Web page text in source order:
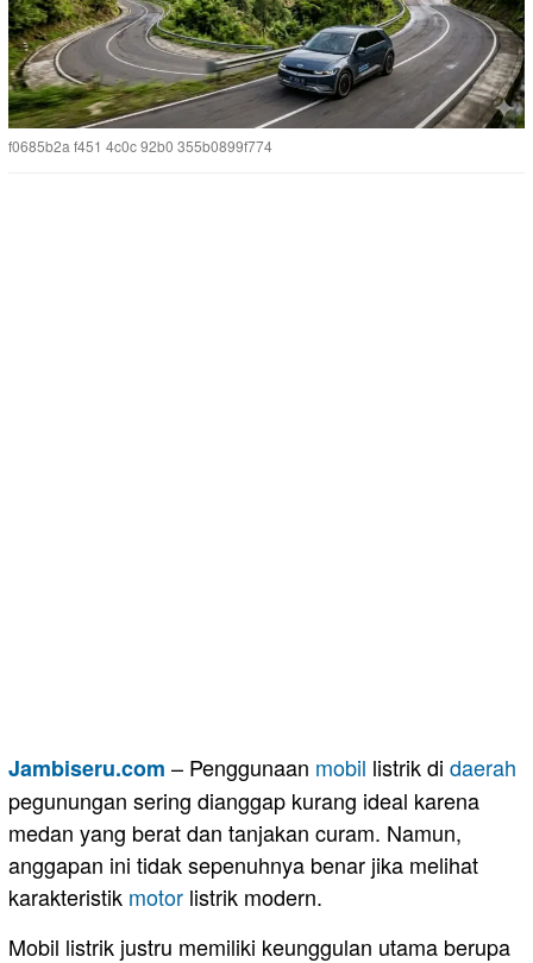
f0685b2a f451 4c0c 92b0 355b0899f774
Jambiseru.com – Penggunaan mobil listrik di daerah
pegunungan sering dianggap kurang ideal karena
medan yang berat dan tanjakan curam. Namun,
anggapan ini tidak sepenuhnya benar jika melihat
karakteristik motor listrik modern.
Mobil listrik justru memiliki keunggulan utama berupa